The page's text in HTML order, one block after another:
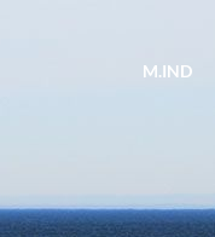
M.IND